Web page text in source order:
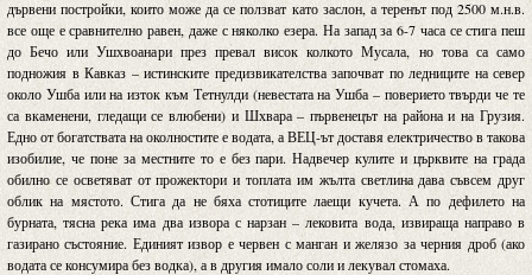
дървени постройки, които може да се ползват като заслон, а теренът под 2500 м.н.в.
все още е сравнително равен, даже с няколко езера. На запад за 6-7 часа се стига пеш
до Бечо или Ушхвоанари през превал висок колкото Мусала, но това са само
подножия в Кавказ – истинските предизвикателства започват по ледниците на север
около Ушба или на изток към Тетнулди (невестата на Ушба – поверието твърди че те
са вкаменени, гледащи се влюбени) и Шхвара – първенецът на района и на Грузия.
Едно от богатствата на околностите е водата, а ВЕЦ-ът доставя електричество в такова
изобилие, че поне за местните то е без пари. Надвечер кулите и църквите на града
обилно се осветяват от прожектори и топлата им жълта светлина дава съвсем друг
облик на мястото. Стига да не бяха стотиците лаещи кучета. А по дефилето на
бурната, тясна река има два извора с нарзан – лековита вода, извираща направо в
газирано състояние. Единият извор е червен с манган и желязо за черния дроб (ако
водата се консумира без водка), а в другия имало соли и лекувал стомаха.